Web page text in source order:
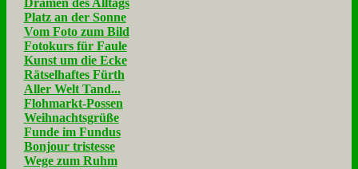
Dramen des Alltags
Platz an der Sonne
Vom Foto zum Bild
Fotokurs für Faule
Kunst um die Ecke
Rätselhaftes Fürth
Aller Welt Tand...
Flohmarkt-Possen
Weihnachtsgrüße
Funde im Fundus
Bonjour tristesse
Wege zum Ruhm